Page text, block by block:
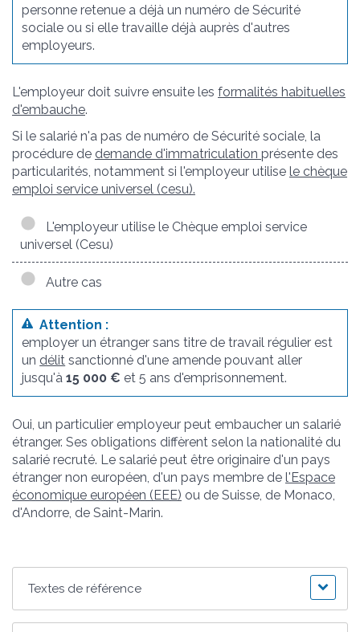
personne retenue a déjà un numéro de Sécurité
sociale ou si elle travaille déjà auprès d'autres
employeurs.
L'employeur doit suivre ensuite les formalités habituelles
d'embauche.
Si le salarié n'a pas de numéro de Sécurité sociale, la
procédure de demande d'immatriculation présente des
particularités, notamment si l'employeur utilise le chèque
emploi service universel (cesu).
L'employeur utilise le Chèque emploi service
universel (Cesu)
Autre cas
Attention :
employer un étranger sans titre de travail régulier est
un délit sanctionné d'une amende pouvant aller
jusqu'à15 000 € et 5 ans d'emprisonnement.
Oui, un particulier employeur peut embaucher un salarié
étranger. Ses obligations diffèrent selon la nationalité du
salarié recruté. Le salarié peut être originaire d'un pays
étranger non européen, d'un pays membre de l'Espace
économique européen (EEE) ou de Suisse, de Monaco,
d'Andorre, de Saint-Marin.
Textes de référence